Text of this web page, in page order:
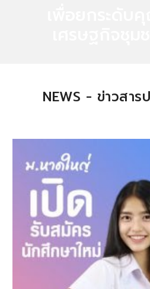
NEWS - ข่าวสาร